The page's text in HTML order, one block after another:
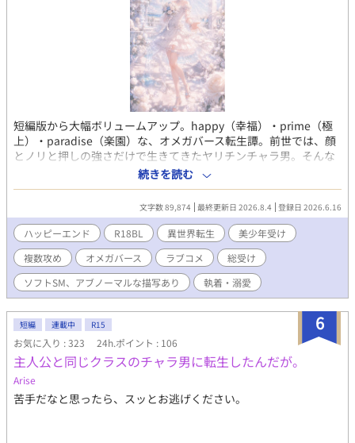
短編版から大幅ボリュームアップ。happy（幸福）・prime（極
上）・paradise（楽園）な、オメガバース転生譚。前世では、顔
とノリと押しの強さだけで生きてきたヤリチンチャラ男。そんな
彼が転生したのは、貴族たちが通うR18BLゲーム『運命錯綜ジュ
エル学園』の世界だった。 しかも役どころは、主人公の恋路を邪
魔する悪役令息ミリアム・サファイア。ピンク髪の美少年Ω。前世
とは真逆、“抱かれる側”としての人生が始まる。 だが、前世の記
憶を取り戻したその日から、世界は少しずつ歪み始める。 主人公
セオドール・パール。 氷の第一王子ルクス・ダイヤモンド。 紅髪
の星術師アステル・ルビー。 寡黙な騎士レオン・エメラルド。 そ
して、まだ見ぬ隠れキャラたち。 宝石の名を持つ美形たちに囲ま
れながらも、空気を読まず、欲望に忠実に突き進む悪役令息ミリ
気のど真ん中へ突っ込んでいく、異世界転生BLコメディ。 ……
あ、間違えた。 prime（極上）じゃなくて、prison（牢獄）だっ
た。えへっ。 【短編版からの変更点】 隠れキャラ登場、そしてラ
スボスの正体判明。Rシーンも大幅増量。 本編では語られなかっ
た、「なぜ彼が悪役令息になったのか」という過去。 監禁されて
いることにも気づかぬまま、溺愛され続ける“その後”の未来ま
続きを読む
文字数 89,874 最終更新日 2026.8.4 登録日 2026.6.16
ハッピーエンド R18BL 異世界転生
美少年受け
複数攻め
オメガバース ラブコメ
総受け
ソフトSM、アブノーマルな描写あり
執着・溺愛
6
短編 連載中 R15
お気に入り : 323 24h.ポイント : 106
主人公と同じクラスのチャラ男に転生したんだが。
Arise
苦手だなと思ったら、スッとお逃げください。